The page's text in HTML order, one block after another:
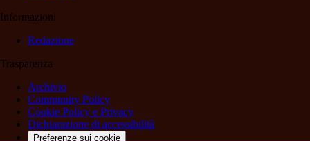
Informazioni
Redazione
Trasparenza
Archivio
Community Policy
Cookie Policy e Privacy
Dichiarazione di accessibilità
Preferenze sui cookie